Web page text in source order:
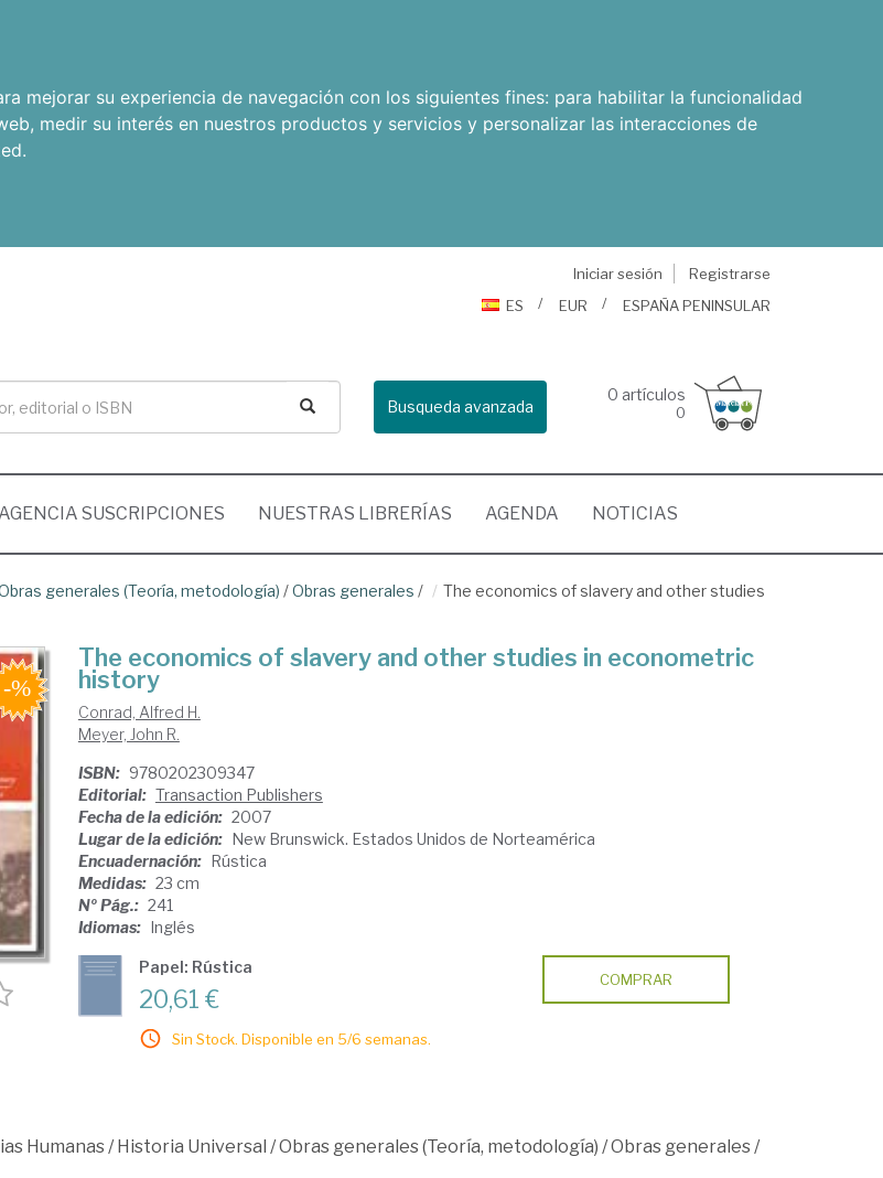
mejorar su experiencia de navegación con los siguientes fines: para habilitar la funcionalidad
, medir su interés en nuestros productos y servicios y personalizar las interacciones de
.
Iniciar sesión
Registrarse
ES
EUR ESPAÑA PENINSULAR
Busqueda avanzada
0 artículos
0
SUSCRIPCIONES NUESTRAS LIBRERÍAS AGENDA NOTICIAS
generales (Teoría, metodología) /Obras generales /
The economics of slavery and other studies
The economics of slavery and other studies in econometric
history
Conrad, Alfred H.
Meyer, John R.
ISBN: 9780202309347
Editorial: Transaction Publishers
Fecha de la edición: 2007
Lugar de la edición: New Brunswick. Estados Unidos de Norteamérica
Encuadernación: Rústica
Medidas: 23 cm
Nº Pág.: 241
Idiomas: Inglés
Papel: Rústica
20,61 €
Sin Stock. Disponible en 5/6 semanas.
COMPRAR
Humanas/Historia Universal /Obras generales (Teoría, metodología) /Obras generales/